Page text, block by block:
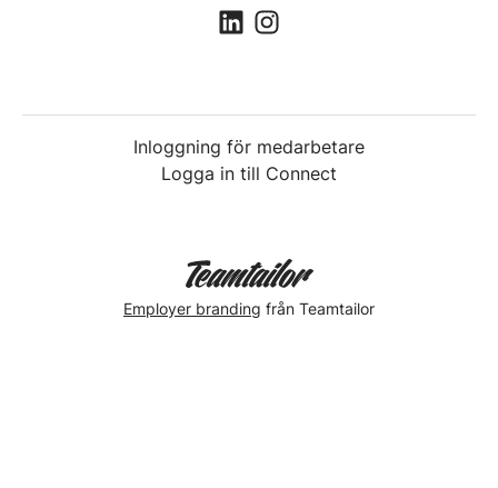
Inloggning för medarbetare
Logga in till Connect
Employer branding från Teamtailor